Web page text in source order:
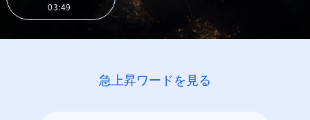
03:49
急上昇ワードを見る